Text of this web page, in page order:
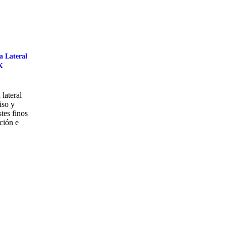
Lateral
y
finos
e